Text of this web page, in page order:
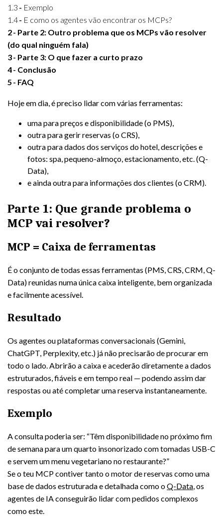
1.3
Exemplo
1.4
E como os agentes vão encontrar os MCPs?
2
Parte 2: Outro problema que os MCPs vão resolver
(do qual ninguém fala)
3
Parte 3: O que fazer a curto prazo
4
Conclusão
5
FAQ
Hoje em dia, é preciso lidar com várias ferramentas:
uma para preços e disponibilidade (o PMS),
outra para gerir reservas (o CRS),
outra para dados dos serviços do hotel, descrições e
fotos: spa, pequeno-almoço, estacionamento, etc. (Q-
Data),
e ainda outra para informações dos clientes (o CRM).
Parte 1: Que grande problema o
MCP vai resolver?
MCP = Caixa de ferramentas
É o conjunto de todas essas ferramentas (PMS, CRS, CRM, Q-
Data) reunidas numa única caixa inteligente, bem organizada
e facilmente acessível.
Resultado
Os agentes ou plataformas conversacionais (Gemini,
ChatGPT, Perplexity, etc.) já não precisarão de procurar em
todo o lado. Abrirão a caixa e acederão diretamente a dados
estruturados, fiáveis e em tempo real — podendo assim dar
respostas ou até completar uma reserva instantaneamente.
Exemplo
A consulta poderia ser: “Têm disponibilidade no próximo fim
de semana para um quarto insonorizado com tomadas USB-C
e servem um menu vegetariano no restaurante?”
Se o teu MCP contiver tanto o motor de reservas como uma
base de dados estruturada e detalhada como oQ-Data, os
agentes de IA conseguirão lidar com pedidos complexos
como este.